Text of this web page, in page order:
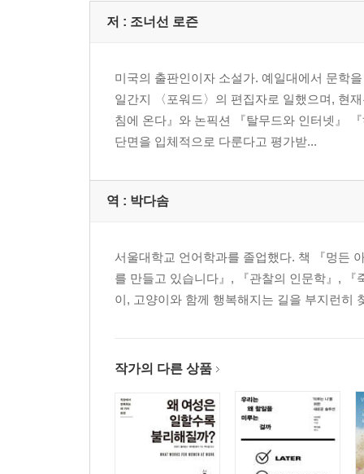
저 : 조너선 로즌
미국의 출판인이자 소설가. 예일대에서 문학
일간지 〈포워드〉의 편집자로 일했으며, 현
침에 온다』와 논픽션 『탈무드와 인터넷』
단면을 입체적으로 다룬다고 평가받...
역 : 박다솜
서울대학교 언어학과를 졸업했다. 책 『멍든
를 만들고 있습니다』, 『관찰의 인문학』,
이, 고양이와 함께 행복해지는 길을 부지런히
작가의 다른 상품